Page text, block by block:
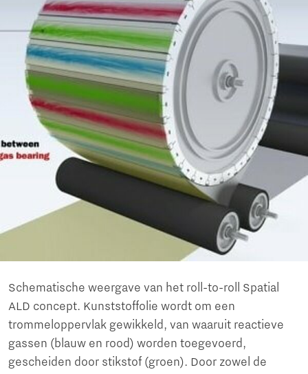
Schematische weergave van het roll-to-roll Spatial
ALD concept. Kunststoffolie wordt om een
trommeloppervlak gewikkeld, van waaruit reactieve
gassen (blauw en rood) worden toegevoerd,
gescheiden door stikstof (groen). Door zowel de